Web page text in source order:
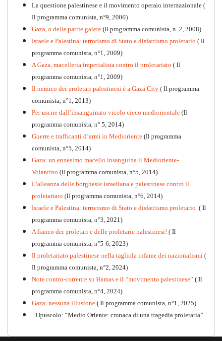
Per la difesa intransigente
La questione palestinese e il movimento operaio internazionale (
Il programma comunista, n°9, 2000)
Gaza, o delle patrie galere (Il programma comunista, n. 2, 2008)
Israele e Palestina: terrorismo di Stato e disfattismo proletario ( Il
programma comunista, n°1, 2009)
A Gaza, macelleria imperialista contro il proletariato ( Il
programma comunista, n°1, 2009)
Il nemico dei proletari palestinesi è a Gaza City ( Il programma
comunista, n°1, 2013)
Per uscire dall’insanguinato vicolo cieco mediorientale (Il
programma comunista, n° 5, 2014)
Guerre e trafficanti d’armi in Medioriente (Il programma
comunista, n°5, 2014)
Gaza: un ennesimo macello insanguina il Medioriente-
Volantino (Il programma comunista, n°5, 2014)
L’alleanza delle borghesie israeliana e palestinese contro il
proletariato (Il programma comunista, n°6, 2014)
Israele e Palestina: terrorismo di Stato e disfattismo proletario ( Il
programma comunista, n°3, 2021)
A fianco dei proletari e delle proletarie palestinesi! ( Il
programma comunista, n°5-6, 2023)
Il proletariato palestinese nella tagliola infame dei nazionalismi (
Il programma comunista, n°2, 2024)
Note contro-corrente su Hamas e il “movimento palestinese” ( Il
programma comunista, n°4, 2024)
Gaza: nessuna illusione ( Il programma comunista, n°1, 2025)
Opuscolo: “Medio Oriente: cronaca di una tragedia proletaria”